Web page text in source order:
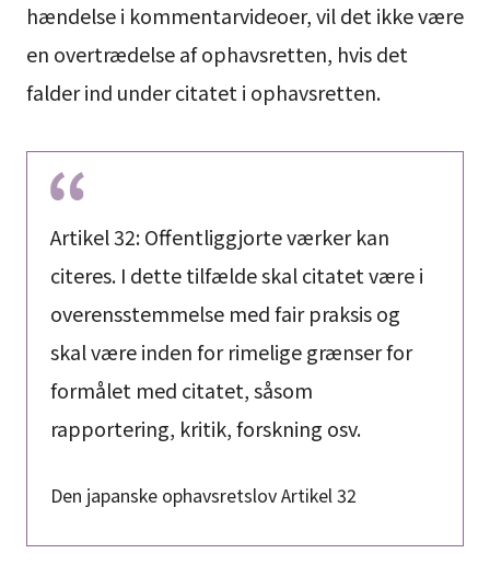
hændelse i kommentarvideoer, vil det ikke være
en overtrædelse af ophavsretten, hvis det
falder ind under citatet i ophavsretten.
Artikel 32: Offentliggjorte værker kan
citeres. I dette tilfælde skal citatet være i
overensstemmelse med fair praksis og
skal være inden for rimelige grænser for
formålet med citatet, såsom
rapportering, kritik, forskning osv.
Den japanske ophavsretslov Artikel 32